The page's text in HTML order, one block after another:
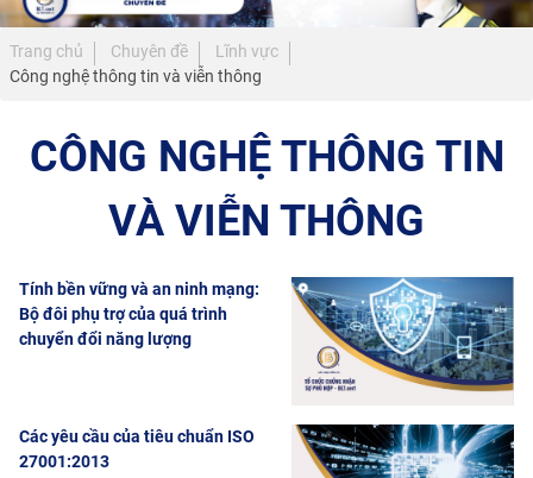
Trang chủ Chuyên đề
Lĩnh vực
Công nghệ thông tin và viễn thông
CÔNG NGHỆ THÔNG TIN
VÀ VIỄN THÔNG
Tính bền vững và an ninh mạng:
Bộ đôi phụ trợ của quá trình
chuyển đổi năng lượng
Các yêu cầu của tiêu chuẩn ISO
27001:2013